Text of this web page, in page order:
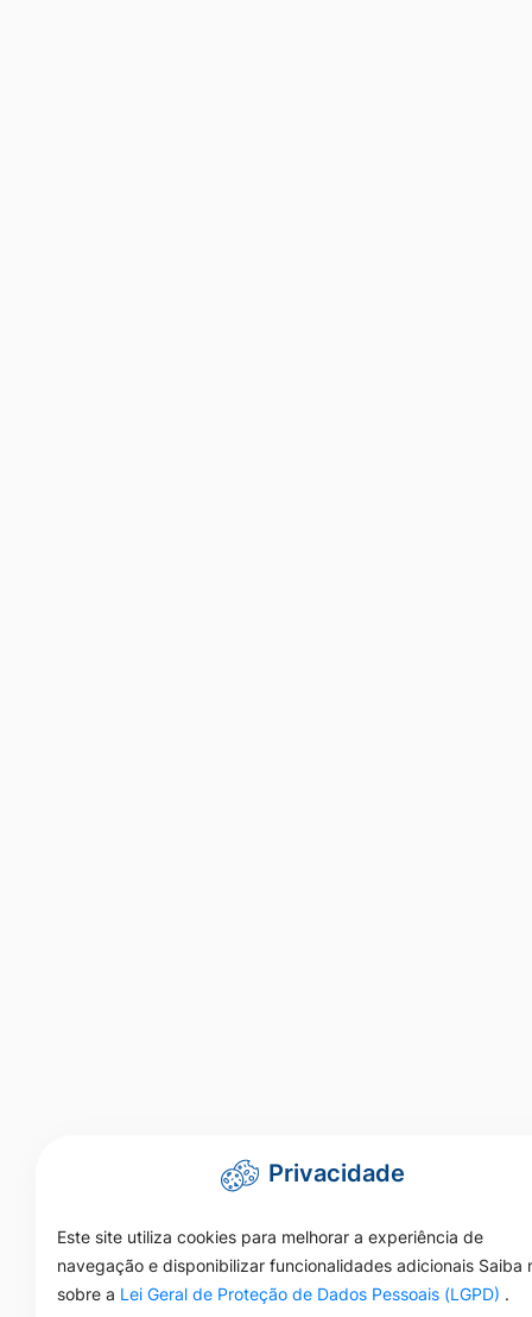
Privacidade
Este site utiliza cookies para melhorar a experiência de
navegação e disponibilizar funcionalidades adicionais Saiba
sobre a Lei Geral de Proteção de Dados Pessoais (LGPD) .